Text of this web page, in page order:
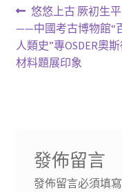
文
章
導
上
一
篇
文
悠悠上古 厥初生
——中國考古博物館“
人類史”專OSDER奧
材料題展印象
發佈留言
發佈留言必須填